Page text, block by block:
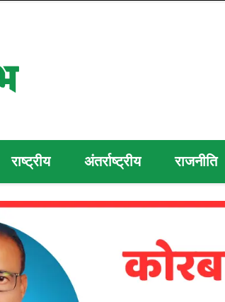
राष्ट्रीय अंतर्राष्ट्रीय राजनीति